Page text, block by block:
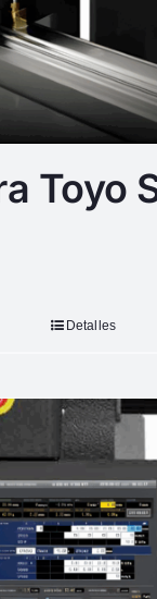
Toyo
Detalles